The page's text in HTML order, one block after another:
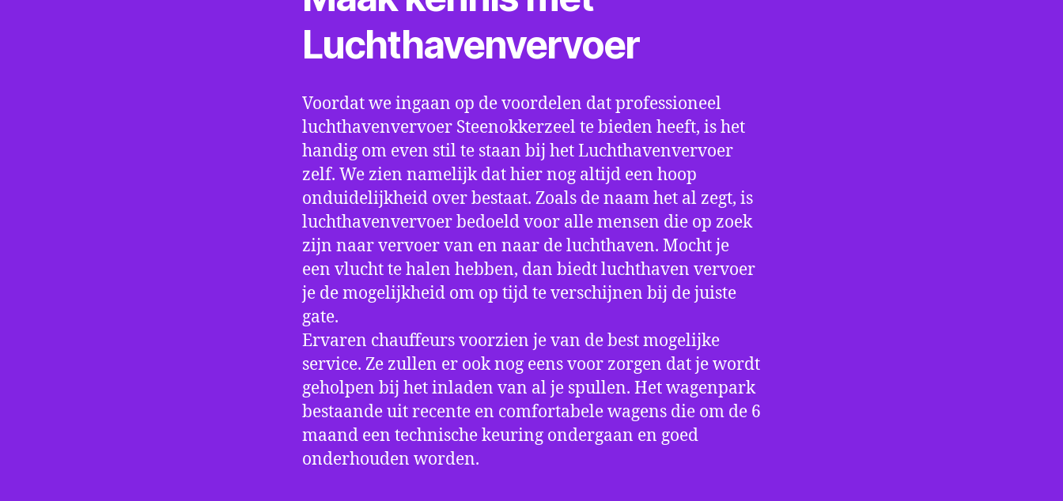
Luchthavenvervoer
Voordat we ingaan op de voordelen dat professioneel
luchthavenvervoer Steenokkerzeel te bieden heeft, is het
handig om even stil te staan bij het Luchthavenvervoer
zelf. We zien namelijk dat hier nog altijd een hoop
onduidelijkheid over bestaat. Zoals de naam het al zegt, is
luchthavenvervoer bedoeld voor alle mensen die op zoek
zijn naar vervoer van en naar de luchthaven. Mocht je
een vlucht te halen hebben, dan biedt luchthaven vervoer
je de mogelijkheid om op tijd te verschijnen bij de juiste
gate.
Ervaren chauffeurs voorzien je van de best mogelijke
service. Ze zullen er ook nog eens voor zorgen dat je wordt
geholpen bij het inladen van al je spullen. Het wagenpark
bestaande uit recente en comfortabele wagens die om de 6
maand een technische keuring ondergaan en goed
onderhouden worden.